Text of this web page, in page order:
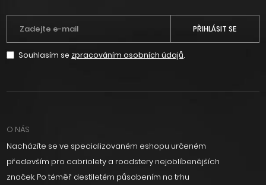
PŘIHLÁSIT SE
Souhlasím se zpracováním osobních údajů.
O NÁS
Nacházíte se ve specializovaném eshopu určeném
především pro cabriolety a roadstery nejoblíbenějších
značek. Po téměř destiletém působením na trhu